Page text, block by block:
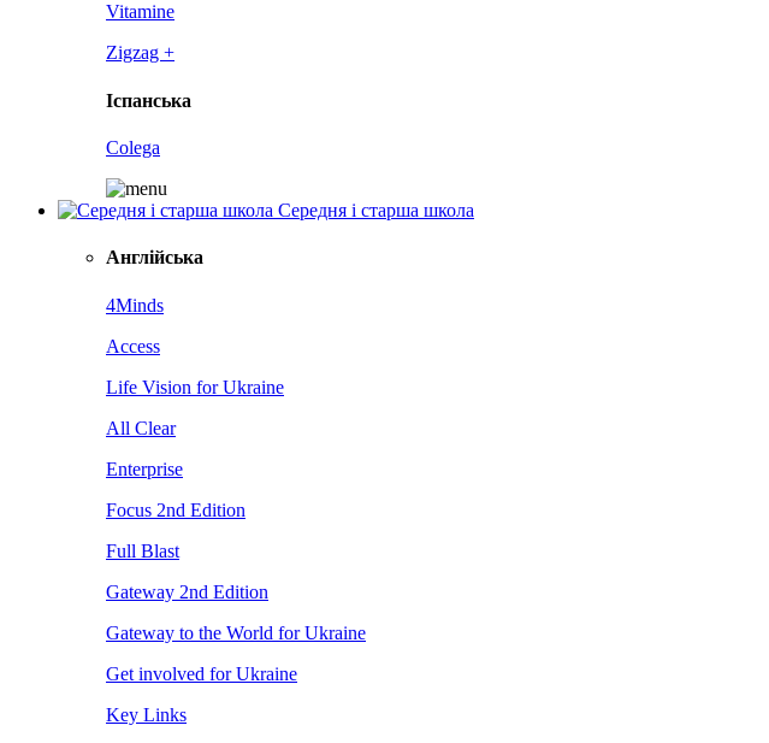
Vitamine
Zigzag +
Іспанська
Colega
Середня і старша школа
Англійська
4Minds
Access
Life Vision for Ukraine
All Clear
Enterprise
Focus 2nd Edition
Full Blast
Gateway 2nd Edition
Gateway to the World for Ukraine
Get involved for Ukraine
Key Links